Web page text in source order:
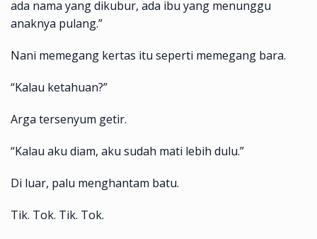
ada nama yang dikubur, ada ibu yang menunggu
anaknya pulang.”
Nani memegang kertas itu seperti memegang bara.
“Kalau ketahuan?”
Arga tersenyum getir.
“Kalau aku diam, aku sudah mati lebih dulu.”
Di luar, palu menghantam batu.
Tik. Tok. Tik. Tok.